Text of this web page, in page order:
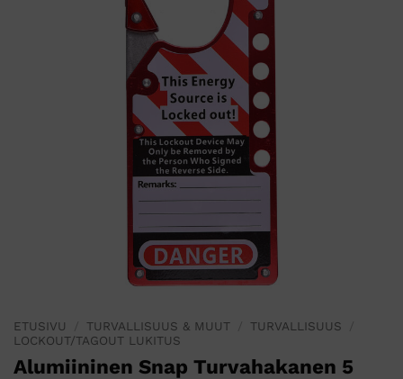
ETUSIVU TURVALLISUUS & MUUT TURVALLISUUS
LOCKOUT/TAGOUT LUKITUS
Alumiininen Snap Turvahakanen 5